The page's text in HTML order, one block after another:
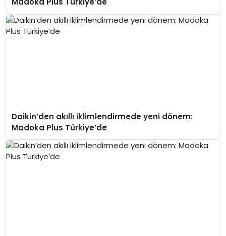
Daikin’den akıllı iklimlendirmede yeni dönem:
Madoka Plus Türkiye’de